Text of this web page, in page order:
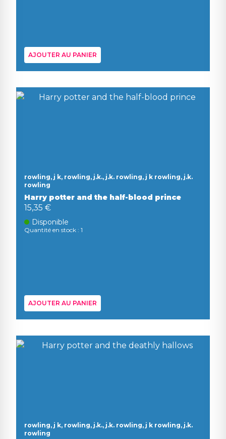
AJOUTER AU PANIER
rowling, j k, rowling, j.k., j.k. rowling, j k rowling, j.k.
rowling
Harry potter and the half-blood prince
15,35 €
Disponible
Quantité en stock : 1
AJOUTER AU PANIER
rowling, j k, rowling, j.k., j.k. rowling, j k rowling, j.k.
rowling